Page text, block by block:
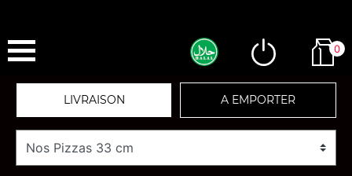
0
LIVRAISON A EMPORTER